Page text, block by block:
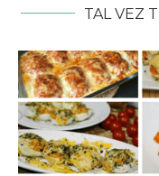
TAL VEZ